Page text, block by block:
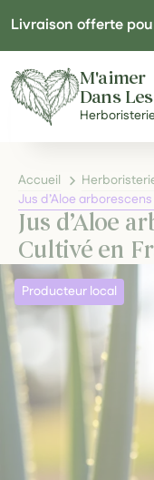
Livraison offerte
M'aimer
Dans
Accueil
Jus d’Aloe
Jus d’Aloe
Cultivé en